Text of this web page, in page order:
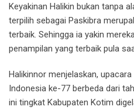
Keyakinan Halikin bukan tanpa
terpilih sebagai Paskibra
terbaik. Sehingga ia yakin
penampilan yang terbaik pula
Halikinnor menjelaskan,
Indonesia ke-77 berbeda dari
ini tingkat Kabupaten Kotim